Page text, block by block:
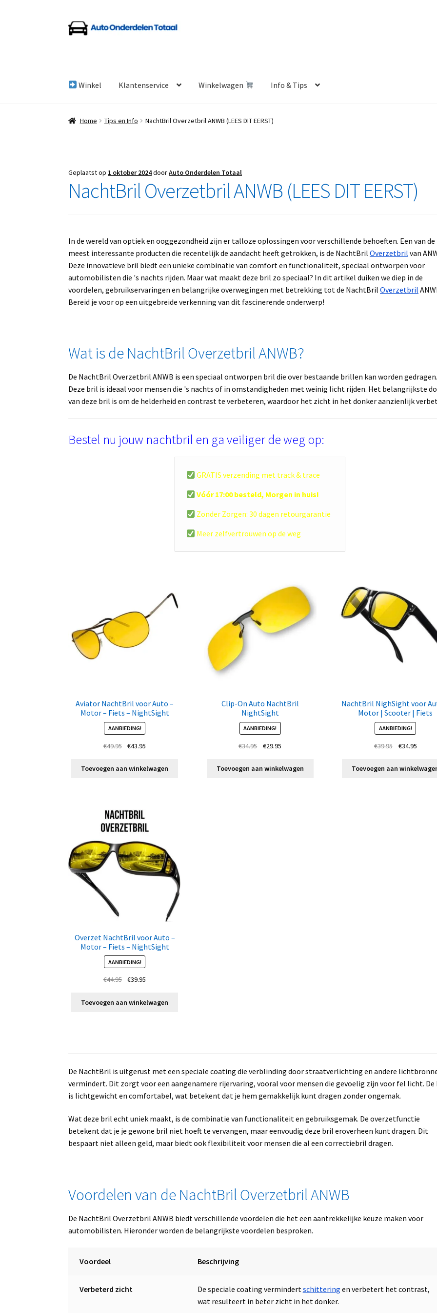
Ga
door
Ga
naar
Winkel Klantenservice Winkelwagen Info & Tips
Home Algemene Voorwaarden Auto Onderdelen Shop Betalen en Verzenden
Home Tips en Info NachtBril Overzetbril ANWB (LEES DIT EERST)
Geplaatst op 1 oktober 2024doorAuto Onderdelen Totaal
NachtBril Overzetbril ANWB (LEES DIT EERST)
In de wereld van optiek en ooggezondheid zijn er talloze oplossingen voor verschillende behoeften. Een van de
meest interessante producten die recentelijk de aandacht heeft getrokken, is de NachtBrilOverzetbril van
Deze innovatieve bril biedt een unieke combinatie van comfort en functionaliteit, speciaal ontworpen voor
automobilisten die 's nachts rijden. Maar wat maakt deze bril zo speciaal? In dit artikel duiken we diep in de
voordelen, gebruikservaringen en belangrijke overwegingen met betrekking tot de NachtBrilOverzetbril
Bereid je voor op een uitgebreide verkenning van dit fascinerende onderwerp!
Wat is de NachtBril Overzetbril ANWB?
De NachtBril Overzetbril ANWB is een speciaal ontworpen bril die over bestaande brillen kan worden gedragen.
Deze bril is ideaal voor mensen die 's nachts of in omstandigheden met weinig licht rijden. Het belangrijkste
van deze bril is om de helderheid en contrast te verbeteren, waardoor het zicht in het donker aanzienlijk
Bestel nu jouw nachtbril en ga veiliger de weg op:
GRATIS verzending met track & trace
Vóór 17:00 besteld, Morgen in huis!
Zonder Zorgen: 30 dagen retourgarantie
Meer zelfvertrouwen op de weg
Aviator NachtBril voor Auto –
Motor – Fiets – NightSight
AANBIEDING!
€49.95
Oorspronkelijke
was:
€43.95
is:
Toevoegen aan winkelwagen
Clip-On Auto NachtBril
NightSight
AANBIEDING!
€34.95
Oorspronkelijke
was:
€29.95
is:
Toevoegen aan winkelwagen
NachtBril NighSight voor
Motor | Scooter | Fiets
AANBIEDING!
€39.95
Oorspronkelijke
was:
€34.95Huidige
is:
Toevoegen aan
Overzet NachtBril voor Auto –
Motor – Fiets – NightSight
AANBIEDING!
€44.95
Oorspronkelijke
was:
€39.95
is:
Toevoegen aan winkelwagen
De NachtBril is uitgerust met een speciale coating die verblinding door straatverlichting en andere
vermindert. Dit zorgt voor een aangenamere rijervaring, vooral voor mensen die gevoelig zijn voor fel licht. De
is lichtgewicht en comfortabel, wat betekent dat je hem gemakkelijk kunt dragen zonder ongemak.
Wat deze bril echt uniek maakt, is de combinatie van functionaliteit en gebruiksgemak. De overzetfunctie
betekent dat je je gewone bril niet hoeft te vervangen, maar eenvoudig deze bril eroverheen kunt dragen. Dit
bespaart niet alleen geld, maar biedt ook flexibiliteit voor mensen die al een correctiebril dragen.
Voordelen van de NachtBril Overzetbril ANWB
De NachtBril Overzetbril ANWB biedt verschillende voordelen die het een aantrekkelijke keuze maken voor
automobilisten. Hieronder worden de belangrijkste voordelen besproken.
Voordeel Beschrijving
Verbeterd zicht De speciale coating vermindertschittering en verbetert het contrast,
wat resulteert in beter zicht in het donker.